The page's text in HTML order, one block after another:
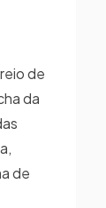
de
da
de